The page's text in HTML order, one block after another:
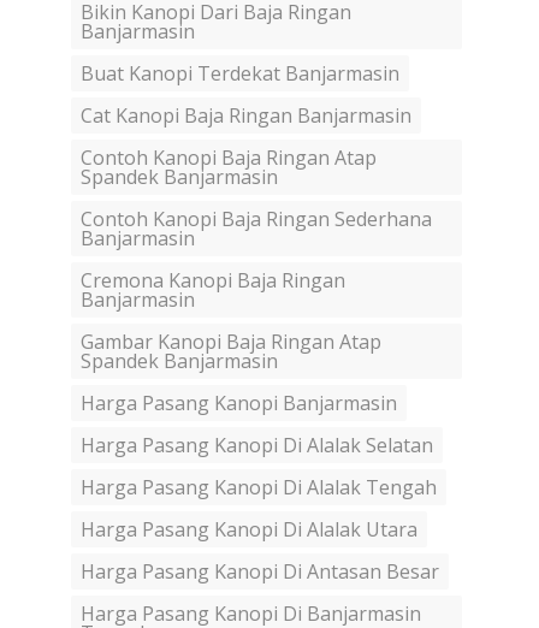
Bikin Kanopi Dari Baja Ringan
Banjarmasin
Buat Kanopi Terdekat Banjarmasin
Cat Kanopi Baja Ringan Banjarmasin
Contoh Kanopi Baja Ringan Atap
Spandek Banjarmasin
Contoh Kanopi Baja Ringan Sederhana
Banjarmasin
Cremona Kanopi Baja Ringan
Banjarmasin
Gambar Kanopi Baja Ringan Atap
Spandek Banjarmasin
Harga Pasang Kanopi Banjarmasin
Harga Pasang Kanopi Di Alalak Selatan
Harga Pasang Kanopi Di Alalak Tengah
Harga Pasang Kanopi Di Alalak Utara
Harga Pasang Kanopi Di Antasan Besar
Harga Pasang Kanopi Di Banjarmasin